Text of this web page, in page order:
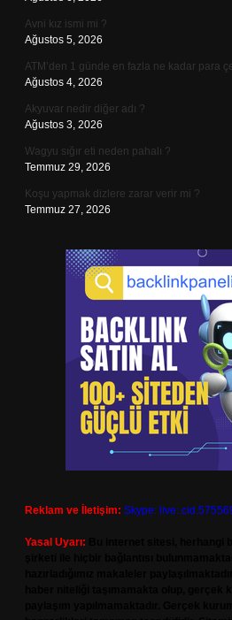
Avni kız ismi mi ?
Ağustos 5, 2026
ATM’den 1 günde en fazla ne kadar para
Ağustos 4, 2026
Akyuvar nedir diğer adı ?
Ağustos 3, 2026
Wagyu sığır eti neden pahalı ?
Temmuz 29, 2026
Koşu yapmak dizlere zarar verir mi ?
Temmuz 27, 2026
Reklam ve İletişim: Skype:
Yasal Uyarı: